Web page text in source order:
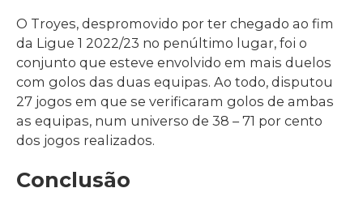
O Troyes, despromovido por ter chegado ao fim
da Ligue 1 2022/23 no penúltimo lugar, foi o
conjunto que esteve envolvido em mais duelos
com golos das duas equipas. Ao todo, disputou
27 jogos em que se verificaram golos de ambas
as equipas, num universo de 38 – 71 por cento
dos jogos realizados.
Conclusão